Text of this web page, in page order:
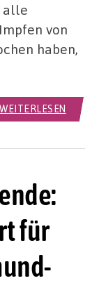
alle
von
haben,
WEITERLESEN
für